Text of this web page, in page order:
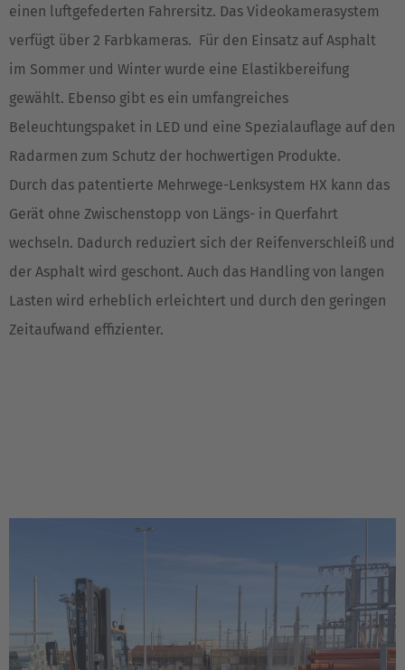
Français Deutsch
Nederland
Nederlands
Österreich
Deutsch
Polska
Polski
Türkiye
Türkçe
English Neutral
einen luftgefederten Fahrersitz. Das Videokamerasystem
verfügt über 2 Farbkameras. Für den Einsatz auf Asphalt
im Sommer und Winter wurde eine Elastikbereifung
gewählt. Ebenso gibt es ein umfangreiches
Beleuchtungspaket in LED und eine Spezialauflage auf den
Radarmen zum Schutz der hochwertigen Produkte.
Durch das patentierte Mehrwege-Lenksystem HX kann das
Gerät ohne Zwischenstopp von Längs- in Querfahrt
wechseln. Dadurch reduziert sich der Reifenverschleiß und
der Asphalt wird geschont. Auch das Handling von langen
Lasten wird erheblich erleichtert und durch den geringen
Zeitaufwand effizienter.